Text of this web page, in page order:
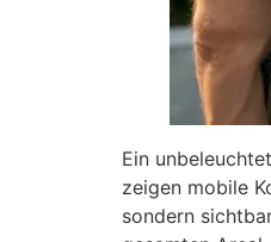
Ein
zeigen mobile
sondern